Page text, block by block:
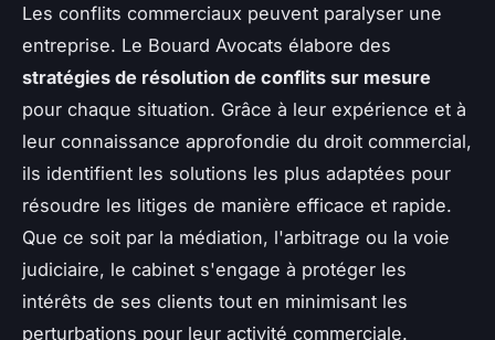
Les conflits commerciaux peuvent paralyser une
entreprise. Le Bouard Avocats élabore des
stratégies de résolution de conflits sur mesure
pour chaque situation. Grâce à leur expérience et à
leur connaissance approfondie du droit commercial,
ils identifient les solutions les plus adaptées pour
résoudre les litiges de manière efficace et rapide.
Que ce soit par la médiation, l'arbitrage ou la voie
judiciaire, le cabinet s'engage à protéger les
intérêts de ses clients tout en minimisant les
perturbations pour leur activité commerciale.